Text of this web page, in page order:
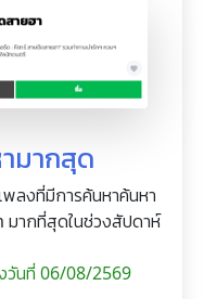
มากสุด
ลงที่มีการค้นหาค้นหา
ากที่สุดในช่วงสัปดาห์
วันที่ 06/08/2569